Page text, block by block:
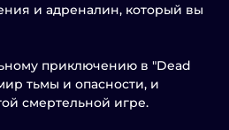
и адреналин, который вы
приключению в "Dead
тьмы и опасности, и
смертельной игре.